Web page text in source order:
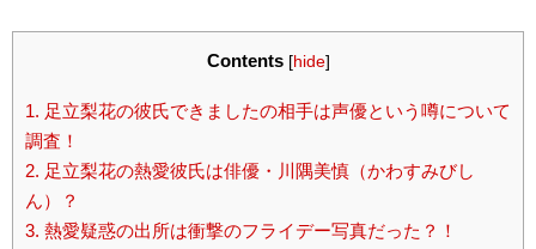
Contents [hide]
1. 足立梨花の彼氏できましたの相手は声優という噂について
調査！
2. 足立梨花の熱愛彼氏は俳優・川隅美慎（かわすみびし
ん）？
3. 熱愛疑惑の出所は衝撃のフライデー写真だった？！